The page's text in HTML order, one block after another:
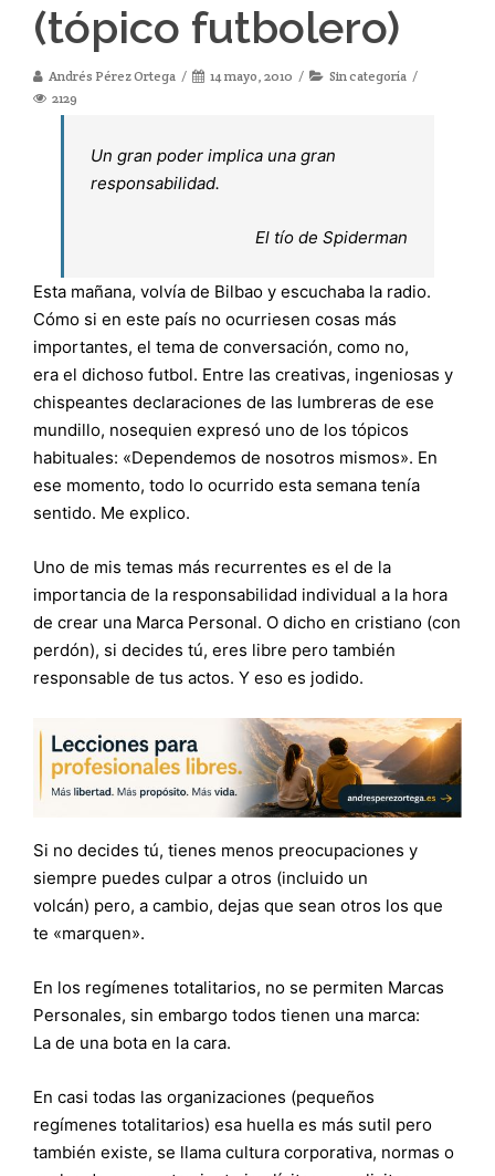
(tópico futbolero)
Andrés Pérez Ortega 14 mayo, 2010
Sin categoría
2129
Un gran poder implica una gran
responsabilidad.
El tío de Spiderman
Esta mañana, volvía de Bilbao y escuchaba la radio.
Cómo si en este país no ocurriesen cosas más
importantes, el tema de conversación, como no,
era el dichoso futbol. Entre las creativas, ingeniosas y
chispeantes declaraciones de las lumbreras de ese
mundillo, nosequien expresó uno de los tópicos
habituales: «Dependemos de nosotros mismos». En
ese momento, todo lo ocurrido esta semana tenía
sentido. Me explico.
Uno de mis temas más recurrentes es el de la
importancia de la responsabilidad individual a la hora
de crear una Marca Personal. O dicho en cristiano (con
perdón), si decides tú, eres libre pero también
responsable de tus actos. Y eso es jodido.
Si no decides tú, tienes menos preocupaciones y
siempre puedes culpar a otros (incluido un
volcán) pero, a cambio, dejas que sean otros los que
te «marquen».
En los regímenes totalitarios, no se permiten Marcas
Personales, sin embargo todos tienen una marca:
La de una bota en la cara.
En casi todas las organizaciones (pequeños
regímenes totalitarios) esa huella es más sutil pero
también existe, se llama cultura corporativa, normas o